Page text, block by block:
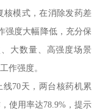
核模式，在消除发药差
强度大幅降低，充分保
大数量、高强度场景
作强度。
线70天，两台核药机累
使用率达78.9%，提示